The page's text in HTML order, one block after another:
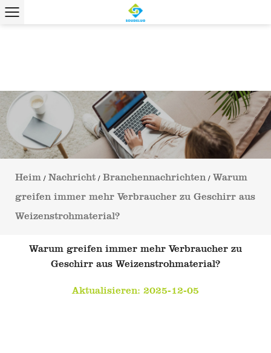
Heim / Nachricht / Branchennachrichten / Warum
greifen immer mehr Verbraucher zu Geschirr aus
Weizenstrohmaterial?
Warum greifen immer mehr Verbraucher zu
Geschirr aus Weizenstrohmaterial?
Aktualisieren: 2025-12-05